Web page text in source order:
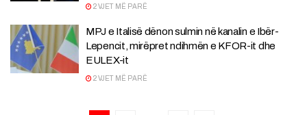
2 VJET MË PARË
MPJ e Italisë dënon sulmin në kanalin e Ibër-
Lepencit, mirëpret ndihmën e KFOR-it dhe
EULEX-it
2 VJET MË PARË